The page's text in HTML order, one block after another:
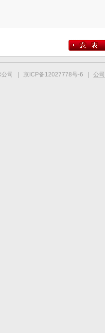
公司 | 京ICP备12027778号-6 | 公